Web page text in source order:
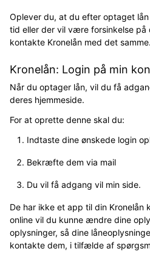
Oplever du, at du efter optaget
tid eller der vil være forsinkelse på
kontakte Kronelån med det samme.
Kronelån: Login på min
Når du optager lån, vil du få
deres hjemmeside.
For at oprette denne skal du:
Indtaste dine ønskede login
Bekræfte dem via mail
Du vil få adgang vil min side.
De har ikke et app til din Kronelån
online vil du kunne ændre dine
oplysninger, så dine
kontakte dem, i tilfælde af